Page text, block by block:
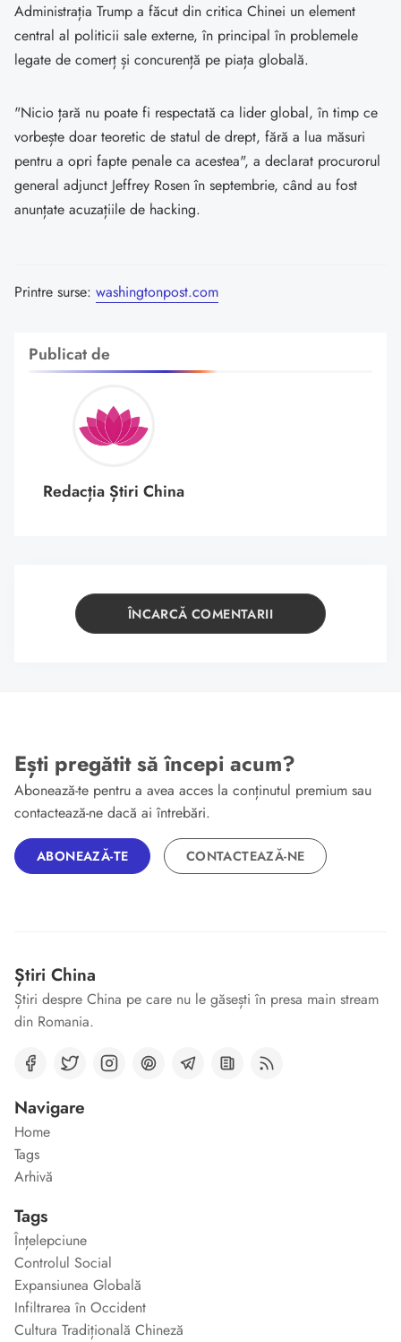
Administrația Trump a făcut din critica Chinei un element
central al politicii sale externe, în principal în problemele
legate de comerț și concurență pe piața globală.
"Nicio țară nu poate fi respectată ca lider global, în timp ce
vorbește doar teoretic de statul de drept, fără a lua măsuri
pentru a opri fapte penale ca acestea", a declarat procurorul
general adjunct Jeffrey Rosen în septembrie, când au fost
anunțate acuzațiile de hacking.
Printre surse: washingtonpost.com
Publicat de
Redacția Știri China
ÎNCARCĂ COMENTARII
Ești pregătit să începi acum?
Abonează-te pentru a avea acces la conținutul premium sau
contactează-ne dacă ai întrebări.
ABONEAZĂ-TE CONTACTEAZĂ-NE
Știri China
Știri despre China pe care nu le găsești în presa main stream
din Romania.
Navigare
Home
Tags
Arhivă
Tags
Înțelepciune
Controlul Social
Expansiunea Globală
Infiltrarea în Occident
Cultura Tradițională Chineză